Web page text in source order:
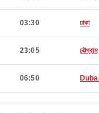
03:30 ঢাকা
23:05 চট্টগ্রাম
06:50